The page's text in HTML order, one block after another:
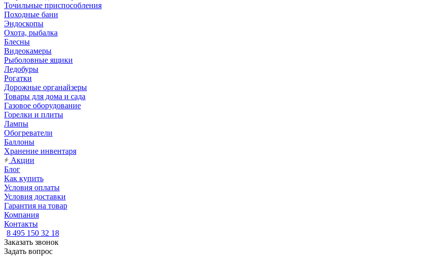
Точильные приспособления
Походные бани
Эндоскопы
Охота, рыбалка
Блесны
Видеокамеры
Рыболовные ящики
Ледобуры
Рогатки
Дорожные органайзеры
Товары для дома и сада
Газовое оборудование
Горелки и плиты
Лампы
Обогреватели
Баллоны
Хранение инвентаря
Акции
Блог
Как купить
Условия оплаты
Условия доставки
Гарантия на товар
Компания
Контакты
8 495 150 32 18
Заказать звонок
Задать вопрос